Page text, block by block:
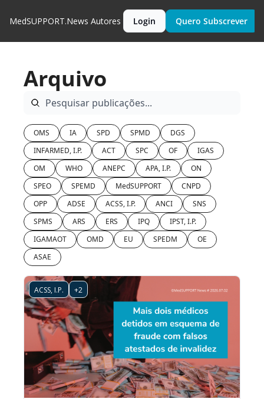
MedSUPPORT.News Autores Login Quero Subscrever
Arquivo
OMS IA SPD SPMD
DGS
INFARMED, I.P.
ACT SPC OF
IGAS
OM
WHO ANEPC APA, I.P.
ON
SPEO
SPEMD MedSUPPORT
CNPD
OPP
ADSE ACSS, I.P. ANCI
SNS
SPMS
ARS ERS IPQ
IPST, I.P.
IGAMAOT
OMD EU SPEDM
OE
ASAE
ACSS, I.P. +2